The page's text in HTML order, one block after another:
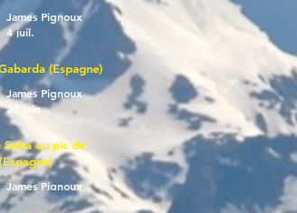
James Pignoux
4 juil.
(Espagne)
James Pignoux
27 juin
Soba ou pic de
James Pignoux
25 juin